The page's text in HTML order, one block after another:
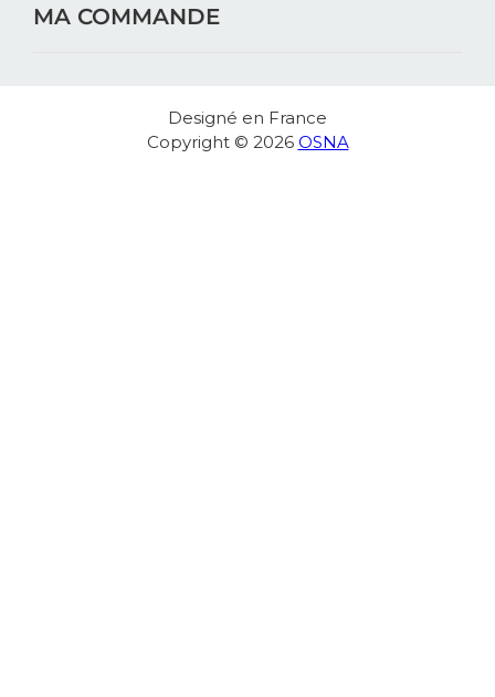
MA COMMANDE
Designé en France
Copyright © 2026 OSNA